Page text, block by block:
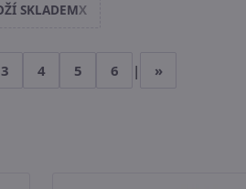
SKLADEMX
3 4 5 6 | »